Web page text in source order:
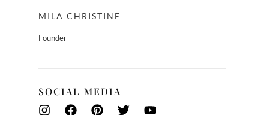
MILA CHRISTINE
Founder
SOCIAL MEDIA